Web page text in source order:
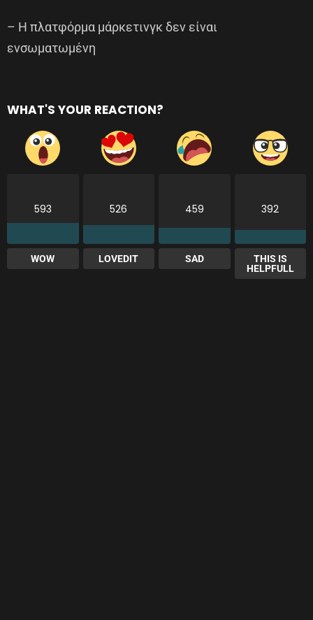
– Η πλατφόρμα μάρκετινγκ δεν είναι
ενσωματωμένη
WHAT'S YOUR REACTION?
593
WOW
526
LOVEDIT
459
SAD
392
THIS IS
HELPFULL